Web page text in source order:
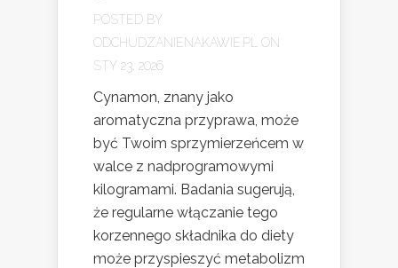
POSTED BY
ODCHUDZANIENAKAWIE.PL
ON
STY 23, 2026
Cynamon, znany jako
aromatyczna przyprawa, może
być Twoim sprzymierzeńcem w
walce z nadprogramowymi
kilogramami. Badania sugerują,
że regularne włączanie tego
korzennego składnika do diety
może przyspieszyć metabolizm